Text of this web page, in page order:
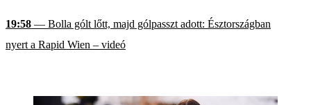
19:58 — Bolla gólt lőtt, majd gólpasszt adott: Észtországban
nyert a Rapid Wien – videó